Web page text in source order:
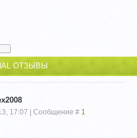
ОТЗЫВЫ
17:07 | Сообщение # 1